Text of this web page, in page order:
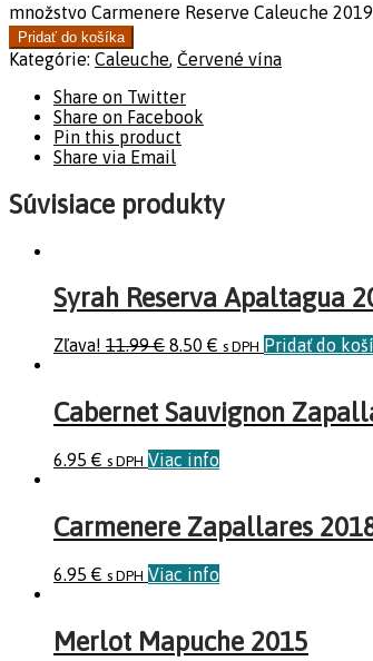
množstvo Carmenere Reserve Caleuche 2019
Pridať do košíka
Kategórie: Caleuche, Červené vína
Share on Twitter
Share on Facebook
Pin this product
Share via Email
Súvisiace produkty
Syrah Reserva Apaltagua
Zľava! 11.99€ 8.50 € s DPH Pridať do
Cabernet Sauvignon
6.95 € s DPH Viac info
Carmenere Zapallares
6.95 € s DPH Viac info
Merlot Mapuche 2015